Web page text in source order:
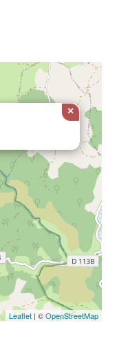
×
Leaflet | ©OpenStreetMap